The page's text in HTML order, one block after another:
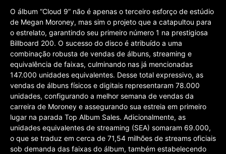
O álbum “Cloud 9” não é apenas o terceiro esforço de estúdio
de Megan Moroney, mas sim o projeto que a catapultou para
o estrelato, garantindo seu primeiro número 1 na prestigiosa
Billboard 200. O sucesso do disco é atribuído a uma
combinação robusta de vendas de álbuns, streaming e
equivalência de faixas, culminando nas já mencionadas
147.000 unidades equivalentes. Desse total expressivo, as
vendas de álbuns físicos e digitais representaram 78.000
unidades, configurando a melhor semana de vendas da
carreira de Moroney e assegurando sua estreia em primeiro
lugar na parada Top Album Sales. Adicionalmente, as
unidades equivalentes de streaming (SEA) somaram 69.000,
o que se traduz em cerca de 71,54 milhões de streams oficiais
sob demanda das faixas do álbum, também estabelecendo